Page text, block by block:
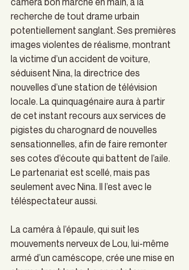
recherche de tout drame urbain
potentiellement sanglant. Ses premières
images violentes de réalisme, montrant
la victime d’un accident de voiture,
séduisent Nina, la directrice des
nouvelles d’une station de télévision
locale. La quinquagénaire aura à partir
de cet instant recours aux services de
pigistes du charognard de nouvelles
sensationnelles, afin de faire remonter
ses cotes d’écoute qui battent de l’aile.
Le partenariat est scellé, mais pas
seulement avec Nina. Il l’est avec le
téléspectateur aussi.
La caméra à l’épaule, qui suit les
mouvements nerveux de Lou, lui-même
armé d’un caméscope, crée une mise en